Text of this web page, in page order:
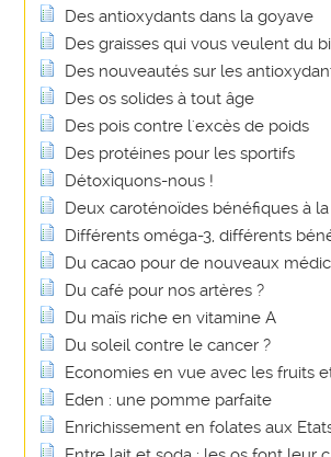
Des antioxydants dans la goyave
Des graisses qui vous veulent du
Des nouveautés sur les
Des os solides à tout âge
Des pois contre l'excès de poids
Des protéines pour les sportifs
Détoxiquons-nous !
Deux caroténoïdes bénéfiques à
Différents oméga-3, différents
Du cacao pour de nouveaux
Du café pour nos artères ?
Du maïs riche en vitamine A
Du soleil contre le cancer ?
Economies en vue avec les fruits
Eden : une pomme parfaite
Enrichissement en folates aux